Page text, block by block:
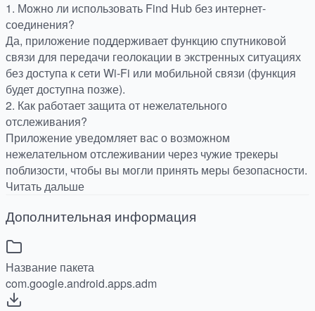
1. Можно ли использовать Find Hub без интернет-
соединения?
Да, приложение поддерживает функцию спутниковой
связи для передачи геолокации в экстренных ситуациях
без доступа к сети Wi-Fi или мобильной связи (функция
будет доступна позже).
2. Как работает защита от нежелательного
отслеживания?
Приложение уведомляет вас о возможном
нежелательном отслеживании через чужие трекеры
поблизости, чтобы вы могли принять меры безопасности.
Читать дальше
Дополнительная информация
Название пакета
com.google.android.apps.adm